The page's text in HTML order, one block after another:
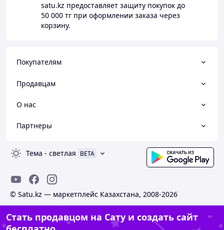
satu.kz предоставляет защиту покупок до
50 000 тг при оформлении заказа через
корзину.
Покупателям
Продавцам
О нас
Партнеры
Тема - светлая BETA
© Satu.kz — маркетплейс Казахстана, 2008-2026
Стать продавцом на Сату и создать сайт